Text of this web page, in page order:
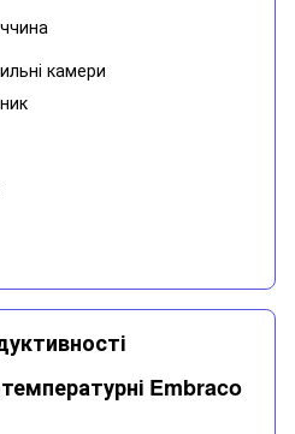
камери
Embraco